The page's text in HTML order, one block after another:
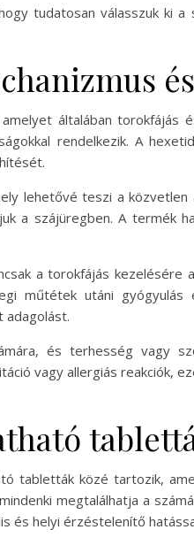
tudatosan válasszuk ki
általában torokfájás
rendelkezik. A
lehetővé teszi a
a szájüregben. A termék
a torokfájás
műtétek utáni
adagolást.
és terhesség vagy
vagy allergiás reakciók,
tabletták közé tartozik,
megtalálhatja a
és helyi érzéstelenítő